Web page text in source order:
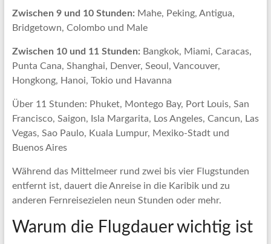
Zwischen 9 und 10 Stunden: Mahe, Peking, Antigua,
Bridgetown, Colombo und Male
Zwischen 10 und 11 Stunden: Bangkok, Miami, Caracas,
Punta Cana, Shanghai, Denver, Seoul, Vancouver,
Hongkong, Hanoi, Tokio und Havanna
Über 11 Stunden: Phuket, Montego Bay, Port Louis, San
Francisco, Saigon, Isla Margarita, Los Angeles, Cancun, Las
Vegas, Sao Paulo, Kuala Lumpur, Mexiko-Stadt und
Buenos Aires
Während das Mittelmeer rund zwei bis vier Flugstunden
entfernt ist, dauert die Anreise in die Karibik und zu
anderen Fernreisezielen neun Stunden oder mehr.
Warum die Flugdauer wichtig ist